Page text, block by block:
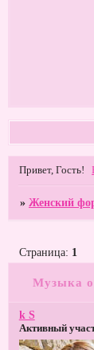
Привет, Гость!
»Женский
Музыка
Страница: 1
k S
Активный